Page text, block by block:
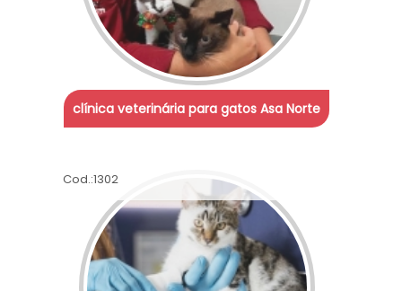
clínica veterinária para gatos Asa Norte
Cod.:1302